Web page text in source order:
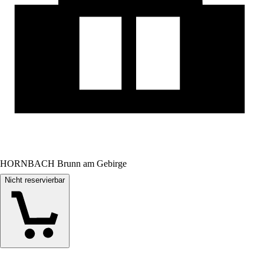
HORNBACH Brunn am Gebirge
Nicht reservierbar